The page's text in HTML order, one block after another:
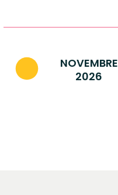
NOVEMBRE
2026